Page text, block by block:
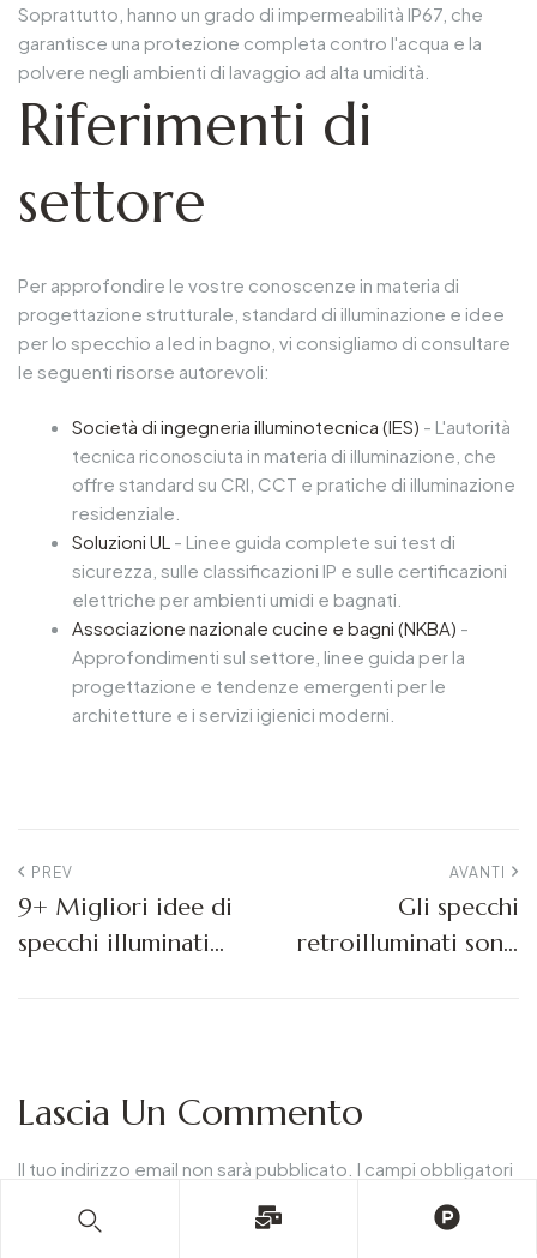
Soprattutto, hanno un grado di impermeabilità IP67, che
garantisce una protezione completa contro l'acqua e la
polvere negli ambienti di lavaggio ad alta umidità.
Riferimenti di
settore
Per approfondire le vostre conoscenze in materia di
progettazione strutturale, standard di illuminazione e idee
per lo specchio a led in bagno, vi consigliamo di consultare
le seguenti risorse autorevoli:
Società di ingegneria illuminotecnica (IES) - L'autorità
tecnica riconosciuta in materia di illuminazione, che
offre standard su CRI, CCT e pratiche di illuminazione
residenziale.
Soluzioni UL - Linee guida complete sui test di
sicurezza, sulle classificazioni IP e sulle certificazioni
elettriche per ambienti umidi e bagnati.
Associazione nazionale cucine e bagni (NKBA) -
Approfondimenti sul settore, linee guida per la
progettazione e tendenze emergenti per le
architetture e i servizi igienici moderni.
PREV
9+ Migliori idee di
specchi illuminati
AVANTI
Gli specchi
retroilluminati sono
Lascia Un Commento
Il tuo indirizzo email non sarà pubblicato. I campi obbligatori